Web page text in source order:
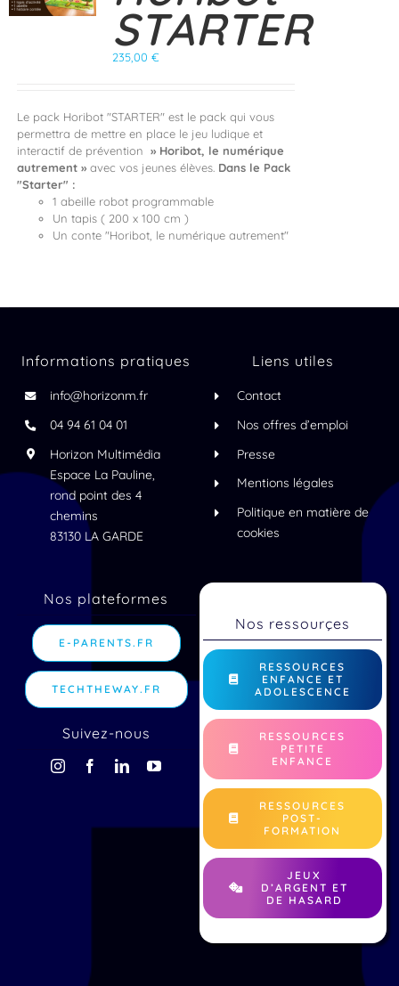
STARTER
235,00 €
Le pack Horibot "STARTER" est le pack qui vous
permettra de mettre en place le jeu ludique et
interactif de prévention » Horibot, le numérique
autrement »avec vos jeunes élèves. Dans le Pack
"Starter" :
1 abeille robot programmable
Un tapis ( 200 x 100 cm )
Un conte "Horibot, le numérique autrement"
Nos plateformes
E-PARENTS.FR
TECHTHEWAY.FR
Suivez-nous
Liens utiles
Contact
Nos offres d’emploi
Presse
Mentions légales
Politique en matière de
cookies
Informations pratiques
info@horizonm.fr
04 94 61 04 01
Horizon Multimédia
Espace La Pauline,
rond point des 4
chemins
83130 LA GARDE
Nos ressourçes
RESSOURCES
ENFANCE ET
ADOLESCENCE
RESSOURCES
PETITE
ENFANCE
RESSOURCES
POST-
FORMATION
JEUX
D’ARGENT ET
DE HASARD